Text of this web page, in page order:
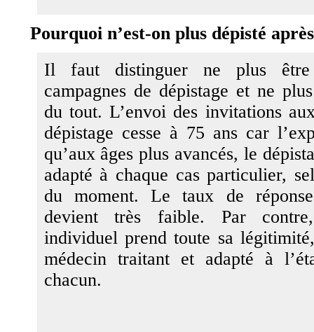
Pourquoi n’est-on plus dépisté
Il faut distinguer ne plus
campagnes de dépistage et ne
du tout. L’envoi des invitations
dépistage cesse à 75 ans car
qu’aux âges plus avancés, le
adapté à chaque cas particulier,
du moment. Le taux de
devient très faible. Par
individuel prend toute sa
médecin traitant et adapté à
chacun.